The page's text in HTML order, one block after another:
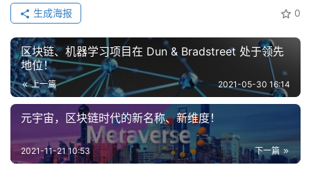
0
生成海报
区块链、机器学习项目在 Dun & Bradstreet 处于领先
地位！
上一篇 2021-05-30 16:14
元宇宙，区块链时代的新名称、新维度！
下一篇
2021-11-21 10:53